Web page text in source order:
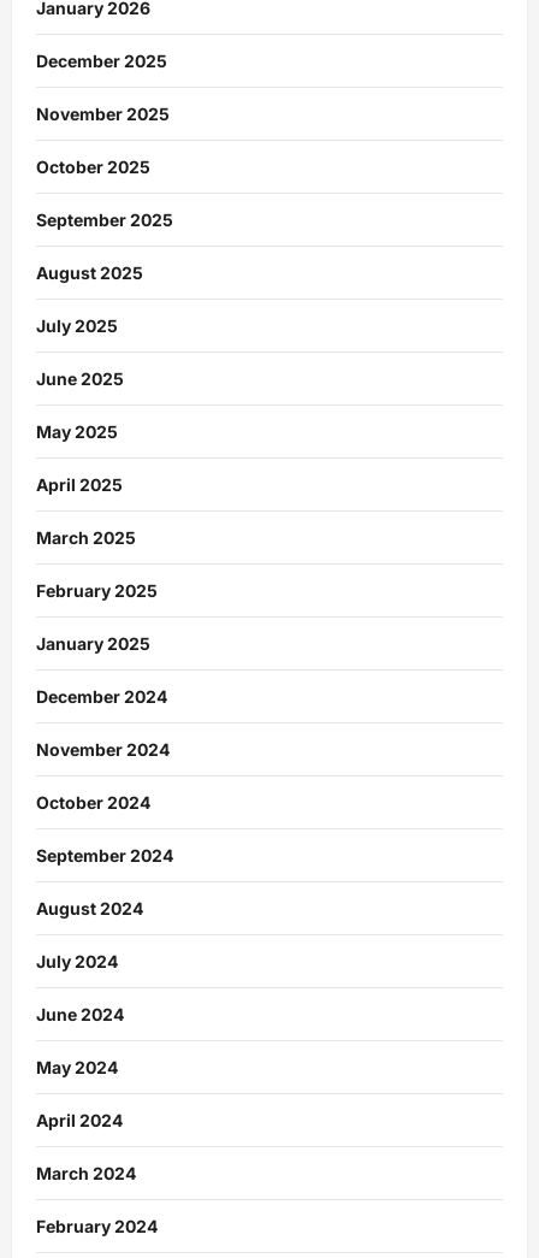
January 2026
December 2025
November 2025
October 2025
September 2025
August 2025
July 2025
June 2025
May 2025
April 2025
March 2025
February 2025
January 2025
December 2024
November 2024
October 2024
September 2024
August 2024
July 2024
June 2024
May 2024
April 2024
March 2024
February 2024